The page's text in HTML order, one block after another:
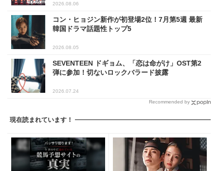
2026.08.06
コン・ヒョジン新作が初登場2位！7月第5週 最新
韓国ドラマ話題性トップ5
2026.08.05
SEVENTEEN ドギョム、「恋は命がけ」OST第2
弾に参加！切ないロックバラード披露
2026.07.24
Recommended by
現在読まれています！